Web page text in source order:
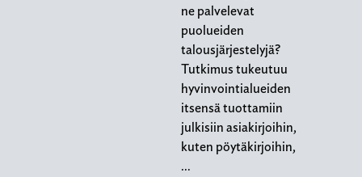
ne palvelevat
puolueiden
talousjärjestelyjä?
Tutkimus tukeutuu
hyvinvointialueiden
itsensä tuottamiin
julkisiin asiakirjoihin,
kuten pöytäkirjoihin,
…